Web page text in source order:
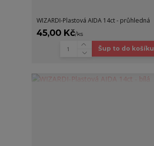
WIZARDI-Plastová AIDA 14ct - průhledná
45,00 Kč/ks
Šup to do košíku